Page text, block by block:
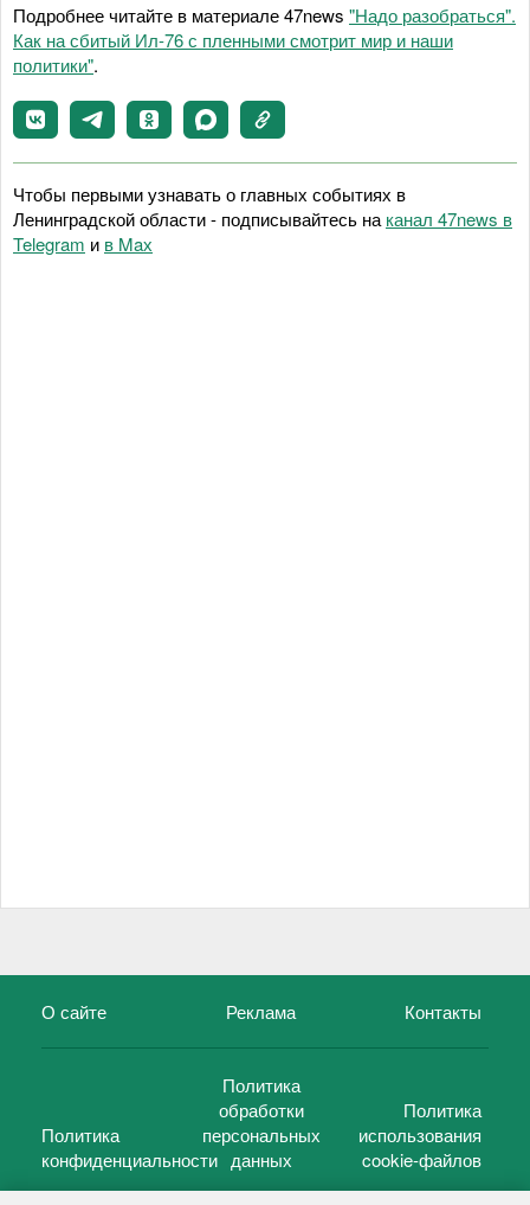
Подробнее читайте в материале 47news "Надо разобраться".
Как на сбитый Ил-76 с пленными смотрит мир и наши
политики".
Чтобы первыми узнавать о главных событиях в
Ленинградской области - подписывайтесь на канал 47news в
Telegram и в Maх
О сайте Реклама Контакты
Политика
конфиденциальности
Политика
обработки
персональных
данных
Политика
использования
cookie-файлов